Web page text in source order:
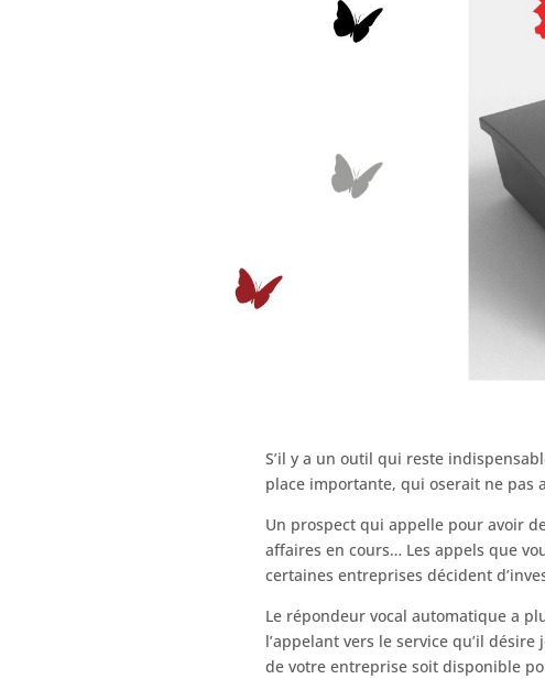
S’il y a un outil qui reste
place importante, qui oserait ne pas
Un prospect qui appelle pour avoir
affaires en cours… Les appels que
certaines entreprises décident
Le répondeur vocal automatique a
l’appelant vers le service qu’il
de votre entreprise soit disponible